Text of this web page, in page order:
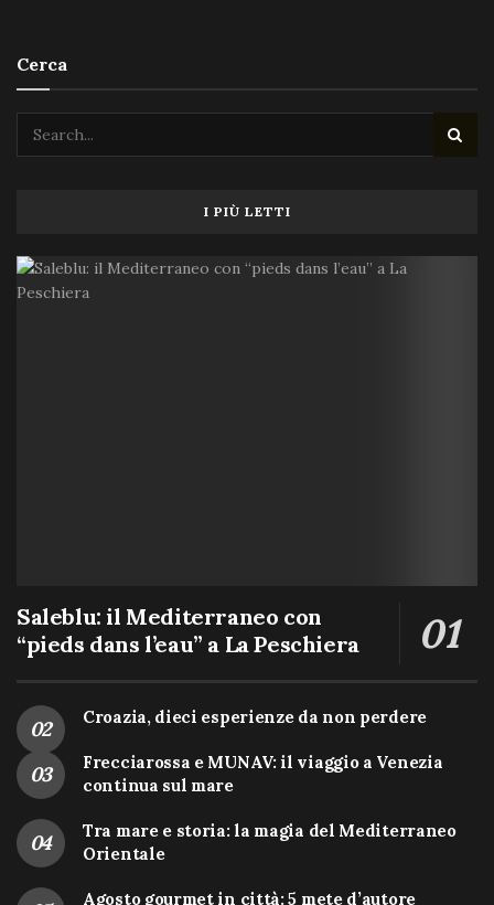
Cerca
I PIÙ LETTI
Saleblu: il Mediterraneo con
“pieds dans l’eau” a La Peschiera
Croazia, dieci esperienze da non perdere
Frecciarossa e MUNAV: il viaggio a Venezia
continua sul mare
Tra mare e storia: la magia del Mediterraneo
Orientale
Agosto gourmet in città: 5 mete d’autore